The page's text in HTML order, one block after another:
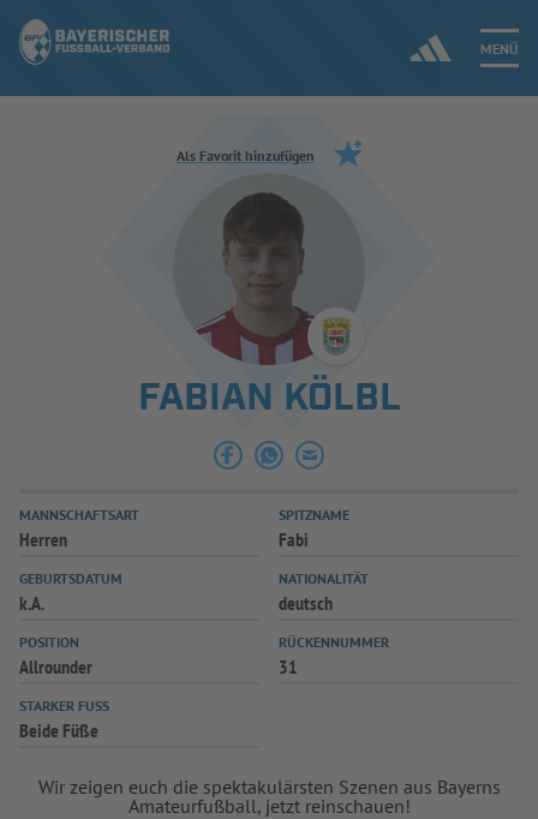
MENÜ
Jetzt einloggen
ERGEBNISSE & WETTBEWERBE
SPIELBETRIEB & VERBANDSLEBEN
AUSBILDUNG & FÖRDERUNG
SPIELPLUS
Als Favorit hinzufügen
FABIAN KÖLBL
MANNSCHAFTSART
Herren
SPITZNAME
Fabi
GEBURTSDATUM
k.A.
NATIONALITÄT
deutsch
POSITION
Allrounder
RÜCKENNUMMER
31
STARKER FUSS
Beide Füße
Wir zeigen euch die spektakulärsten Szenen aus Bayerns
Amateurfußball, jetzt reinschauen!